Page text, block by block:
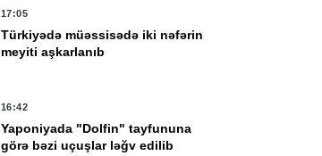
17:05
Türkiyədə müəssisədə iki nəfərin
meyiti aşkarlanıb
16:42
Yaponiyada "Dolfin" tayfununa
görə bəzi uçuşlar ləğv edilib